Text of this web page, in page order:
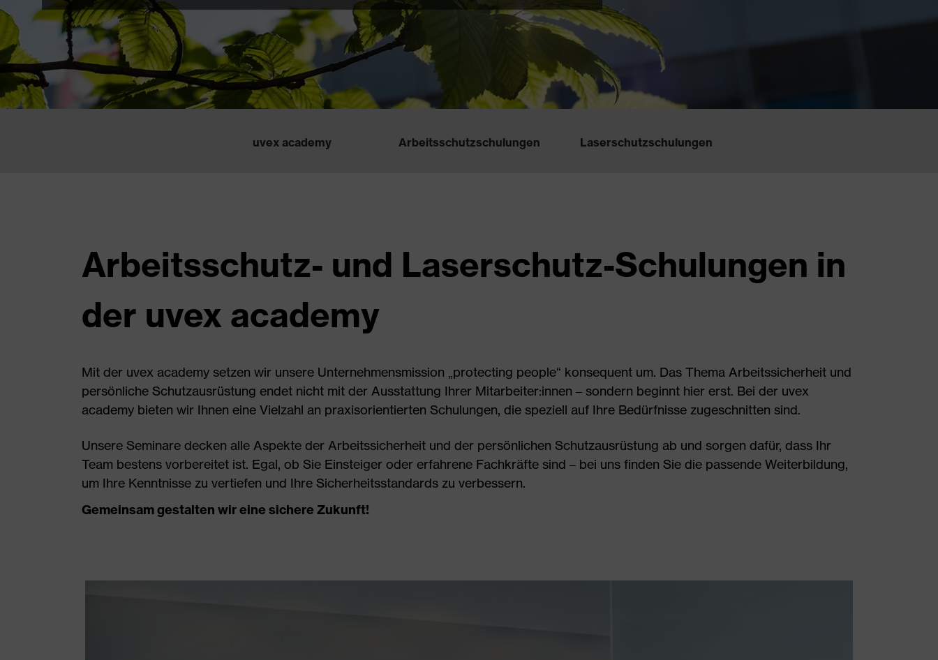
uvex academy Arbeitsschutzschulungen Laserschutzschulungen
Arbeitsschutz- und Laserschutz-Schulungen in
der uvex academy
Mit der uvex academy setzen wir unsere Unternehmensmission „protecting people“ konsequent um. Das Thema Arbeitssicherheit und
persönliche Schutzausrüstung endet nicht mit der Ausstattung Ihrer Mitarbeiter:innen – sondern beginnt hier erst. Bei der uvex
academy bieten wir Ihnen eine Vielzahl an praxisorientierten Schulungen, die speziell auf Ihre Bedürfnisse zugeschnitten sind.
Unsere Seminare decken alle Aspekte der Arbeitssicherheit und der persönlichen Schutzausrüstung ab und sorgen dafür, dass Ihr
Team bestens vorbereitet ist. Egal, ob Sie Einsteiger oder erfahrene Fachkräfte sind – bei uns finden Sie die passende Weiterbildung,
um Ihre Kenntnisse zu vertiefen und Ihre Sicherheitsstandards zu verbessern.
Gemeinsam gestalten wir eine sichere Zukunft!